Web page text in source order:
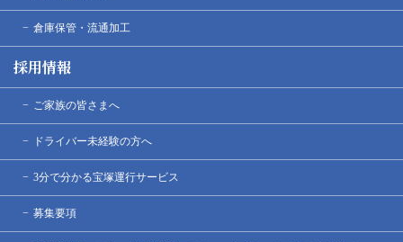
倉庫保管・流通加工
採用情報
ご家族の皆さまへ
ドライバー未経験の方へ
3分で分かる宝塚運行サービス
募集要項